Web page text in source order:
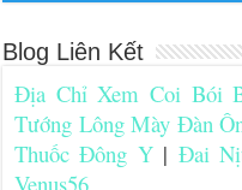
Blog Liên Kết
Địa Chỉ Xem Coi Bói
Tướng Lông Mày Đàn
Thuốc Đông Y| Đai
Venus56